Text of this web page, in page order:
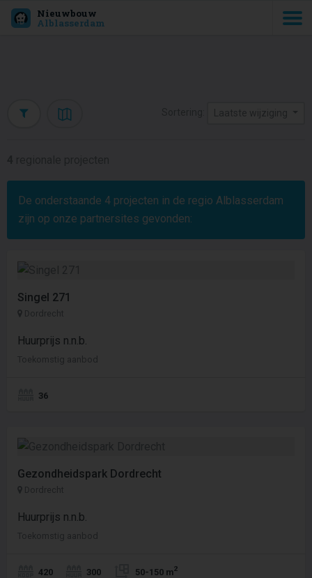
Nieuwbouw
Alblasserdam
Laatste wijziging
De onderstaande 4 projecten in de regio Alblasserdam
zijn op onze partnersites gevonden:
Singel 271
Dordrecht
Huurprijs n.n.b.
Toekomstig aanbod
36
Gezondheidspark Dordrecht
Dordrecht
Huurprijs n.n.b.
Toekomstig aanbod
420 300 50-150 m2